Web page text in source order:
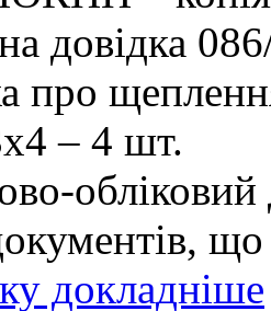
довідка
про
– 4 шт.
докладніше